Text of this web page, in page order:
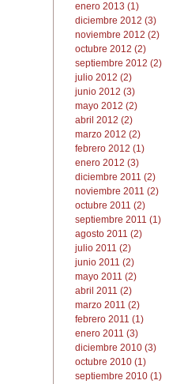
enero 2013 (1)
diciembre 2012 (3)
noviembre 2012 (2)
octubre 2012 (2)
septiembre 2012 (2)
julio 2012 (2)
junio 2012 (3)
mayo 2012 (2)
abril 2012 (2)
marzo 2012 (2)
febrero 2012 (1)
enero 2012 (3)
diciembre 2011 (2)
noviembre 2011 (2)
octubre 2011 (2)
septiembre 2011 (1)
agosto 2011 (2)
julio 2011 (2)
junio 2011 (2)
mayo 2011 (2)
abril 2011 (2)
marzo 2011 (2)
febrero 2011 (1)
enero 2011 (3)
diciembre 2010 (3)
octubre 2010 (1)
septiembre 2010 (1)